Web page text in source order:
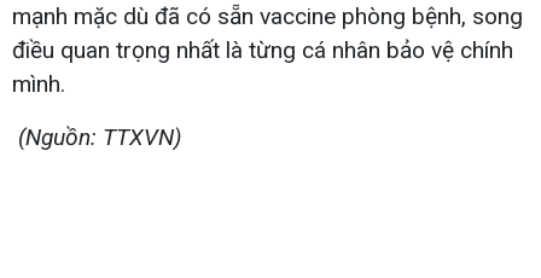
mạnh mặc dù đã có sẵn vaccine phòng bệnh, song
điều quan trọng nhất là từng cá nhân bảo vệ chính
mình.
(Nguồn: TTXVN)